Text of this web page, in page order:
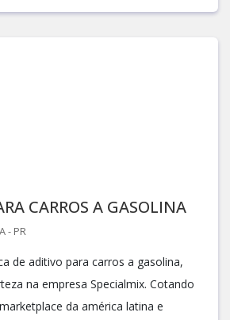
CARROS A GASOLINA
- PR
de aditivo para carros a gasolina,
na empresa Specialmix. Cotando
da américa latina e